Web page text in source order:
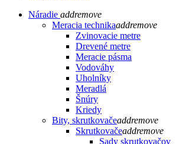
Náradie addremove
Meracia technikaaddremove
Zvinovacie metre
Drevené metre
Meracie pásma
Vodováhy
Uholníky
Meradlá
Šnúry
Kriedy
Bity, skrutkovačeaddremove
Skrutkovačeaddremove
Sady skrutkovačov